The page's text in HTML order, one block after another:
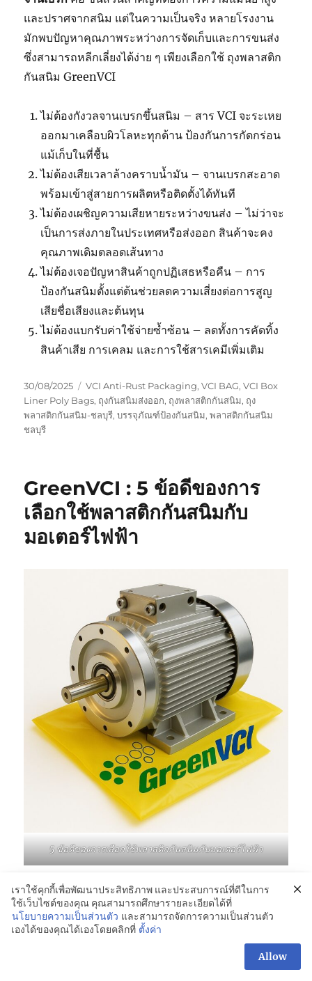
และปราศจากสนิม แต่ในความเป็นจริง หลายโรงงาน
มักพบปัญหาคุณภาพระหว่างการจัดเก็บและการขนส่ง
ซึ่งสามารถหลีกเลี่ยงได้ง่าย ๆ เพียงเลือกใช้ ถุงพลาสติก
กันสนิม GreenVCI
ไม่ต้องกังวลจานเบรกขึ้นสนิม – สาร VCI จะระเหย
ออกมาเคลือบผิวโลหะทุกด้าน ป้องกันการกัดกร่อน
แม้เก็บในที่ชื้น
ไม่ต้องเสียเวลาล้างคราบน้ำมัน – จานเบรกสะอาด
พร้อมเข้าสู่สายการผลิตหรือติดตั้งได้ทันที
ไม่ต้องเผชิญความเสียหายระหว่างขนส่ง – ไม่ว่าจะ
เป็นการส่งภายในประเทศหรือส่งออก สินค้าจะคง
คุณภาพเดิมตลอดเส้นทาง
ไม่ต้องเจอปัญหาสินค้าถูกปฏิเสธหรือคืน – การ
ป้องกันสนิมตั้งแต่ต้นช่วยลดความเสี่ยงต่อการสูญ
เสียชื่อเสียงและต้นทุน
ไม่ต้องแบกรับค่าใช้จ่ายซ้ำซ้อน – ลดทั้งการคัดทิ้ง
สินค้าเสีย การเคลม และการใช้สารเคมีเพิ่มเติม
Posted
on
30/08/2025 Tags
VCI Anti-Rust Packaging,VCI BAG,VCI Box
Liner Poly Bags, ถุงกันสนิมส่งออก, ถุงพลาสติกกันสนิม, ถุง
พลาสติกกันสนิม-ชลบุรี,บรรจุภัณฑ์ป้องกันสนิม,พลาสติกกันสนิม
ชลบุรี
GreenVCI : 5 ข้อดีของการ
เลือกใช้พลาสติกกันสนิมกับ
มอเตอร์ไฟฟ้า
5 ข้อดีของการเลือกใช้พลาสติกกันสนิมกับมอเตอร์ไฟฟ้า
เราใช้คุกกี้เพื่อพัฒนาประสิทธิภาพ และประสบการณ์ที่ดีในการ
ใช้เว็บไซต์ของคุณ คุณสามารถศึกษารายละเอียดได้ที่
นโยบายความเป็นส่วนตัว และสามารถจัดการความเป็นส่วนตัว
เองได้ของคุณได้เองโดยคลิกที่ ตั้งค่า
Allow